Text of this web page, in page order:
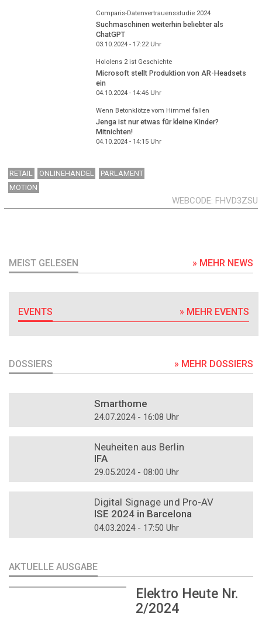
Comparis-Datenvertrauensstudie 2024
Suchmaschinen weiterhin beliebter als
ChatGPT
03.10.2024 - 17:22Uhr
Hololens 2 ist Geschichte
Microsoft stellt Produktion von AR-Headsets
ein
04.10.2024 - 14:46Uhr
Wenn Betonklötze vom Himmel fallen
Jenga ist nur etwas für kleine Kinder?
Mitnichten!
04.10.2024 - 14:15Uhr
RETAIL ONLINEHANDEL
PARLAMENT
MOTION
WEBCODE FHVD3ZSU
MEIST GELESEN » MEHR NEWS
EVENTS » MEHR EVENTS
DOSSIERS » MEHR DOSSIERS
Smarthome
24.07.2024 - 16:08 Uhr
Neuheiten aus Berlin
IFA
29.05.2024 - 08:00 Uhr
Digital Signage und Pro-AV
ISE 2024 in Barcelona
04.03.2024 - 17:50 Uhr
AKTUELLE AUSGABE
Elektro Heute Nr.
2/2024